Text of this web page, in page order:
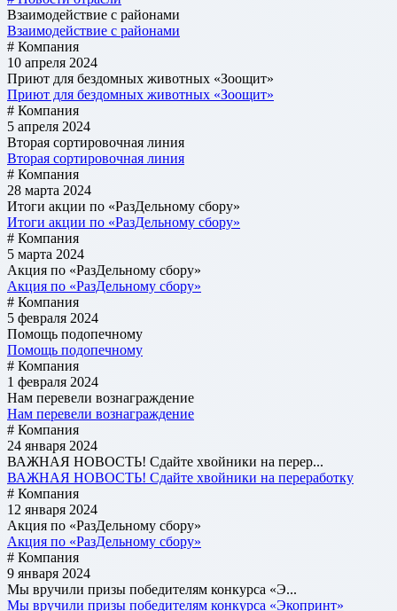
Взаимодействие с районами
Взаимодействие с районами
# Компания
10 апреля 2024
Приют для бездомных животных «Зоощит»
Приют для бездомных животных «Зоощит»
# Компания
5 апреля 2024
Вторая сортировочная линия
Вторая сортировочная линия
# Компания
28 марта 2024
Итоги акции по «РазДельному сбору»
Итоги акции по «РазДельному сбору»
# Компания
5 марта 2024
Акция по «РазДельному сбору»
Акция по «РазДельному сбору»
# Компания
5 февраля 2024
Помощь подопечному
Помощь подопечному
# Компания
1 февраля 2024
Нам перевели вознаграждение
Нам перевели вознаграждение
# Компания
24 января 2024
ВАЖНАЯ НОВОСТЬ! Сдайте хвойники на перер...
ВАЖНАЯ НОВОСТЬ! Сдайте хвойники на переработку
# Компания
12 января 2024
Акция по «РазДельному сбору»
Акция по «РазДельному сбору»
# Компания
9 января 2024
Мы вручили призы победителям конкурса «Э...
Мы вручили призы победителям конкурса «Экопринт»